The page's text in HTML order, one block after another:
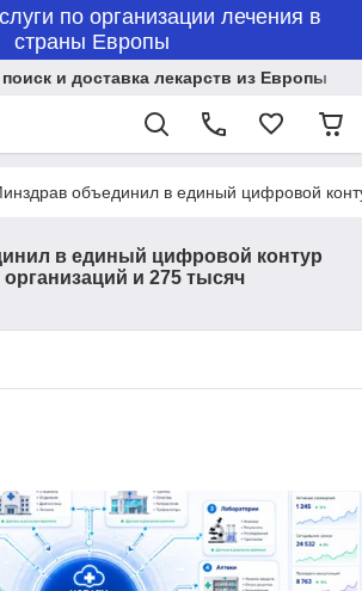
по организации лечения в
страны Европы
и доставка лекарств из Европы
объединил в единый цифровой
в единый цифровой контур
и 275 тысяч